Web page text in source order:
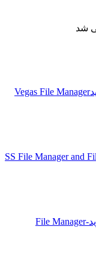
شد
Vegas File Manager
SS File Manager and
File Manager-